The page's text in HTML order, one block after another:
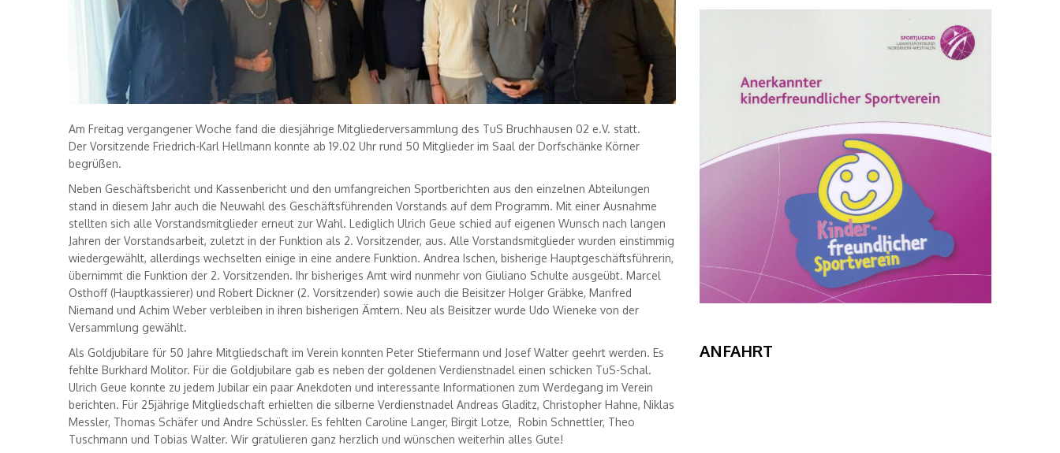
Am Freitag vergangener Woche fand die diesjährige Mitgliederversammlung des TuS Bruchhausen 02 e.V. statt.
Der Vorsitzende Friedrich-Karl Hellmann konnte ab 19.02 Uhr rund 50 Mitglieder im Saal der Dorfschänke Körner
begrüßen.
Neben Geschäftsbericht und Kassenbericht und den umfangreichen Sportberichten aus den einzelnen Abteilungen
stand in diesem Jahr auch die Neuwahl des Geschäftsführenden Vorstands auf dem Programm. Mit einer Ausnahme
stellten sich alle Vorstandsmitglieder erneut zur Wahl. Lediglich Ulrich Geue schied auf eigenen Wunsch nach langen
Jahren der Vorstandsarbeit, zuletzt in der Funktion als 2. Vorsitzender, aus. Alle Vorstandsmitglieder wurden einstimmig
wiedergewählt, allerdings wechselten einige in eine andere Funktion. Andrea Ischen, bisherige Hauptgeschäftsführerin,
übernimmt die Funktion der 2. Vorsitzenden. Ihr bisheriges Amt wird nunmehr von Giuliano Schulte ausgeübt. Marcel
Osthoff (Hauptkassierer) und Robert Dickner (2. Vorsitzender) sowie auch die Beisitzer Holger Gräbke, Manfred
Niemand und Achim Weber verbleiben in ihren bisherigen Ämtern. Neu als Beisitzer wurde Udo Wieneke von der
Versammlung gewählt.
Als Goldjubilare für 50 Jahre Mitgliedschaft im Verein konnten Peter Stiefermann und Josef Walter geehrt werden. Es
fehlte Burkhard Molitor. Für die Goldjubilare gab es neben der goldenen Verdienstnadel einen schicken TuS-Schal.
Ulrich Geue konnte zu jedem Jubilar ein paar Anekdoten und interessante Informationen zum Werdegang im Verein
berichten. Für 25jährige Mitgliedschaft erhielten die silberne Verdienstnadel Andreas Gladitz, Christopher Hahne, Niklas
Messler, Thomas Schäfer und Andre Schüssler. Es fehlten Caroline Langer, Birgit Lotze, Robin Schnettler, Theo
Tuschmann und Tobias Walter. Wir gratulieren ganz herzlich und wünschen weiterhin alles Gute!
ANFAHRT